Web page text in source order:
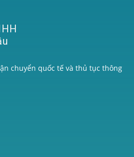
chuyển quốc tế và thủ tục thông